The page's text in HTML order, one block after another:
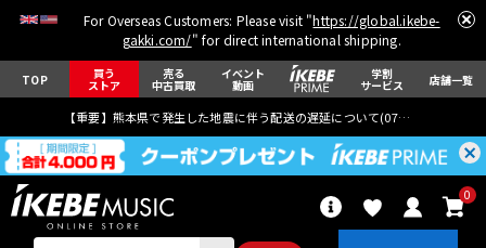
For Overseas Customers: Please visit "https://global.ikebe-
gakki.com/" for direct international shipping.
TOP 買う
ストア
売る
中古買取
イベント
動画
学割
サービス 店舗一覧
【重要】熊本県で発生した地震に伴う配送の遅延について(07月29日
0